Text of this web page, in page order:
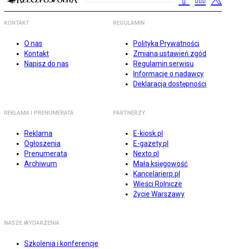
KONTAKT
O nas
Kontakt
Napisz do nas
REGULAMIN
Polityka Prywatności
Zmiana ustawień zgód
Regulamin serwisu
Informacje o nadawcy
Deklaracja dostępności
REKLAMA I PRENUMERATA
Reklama
Ogłoszenia
Prenumerata
Archiwum
PARTNERZY
E-kiosk.pl
E-gazety.pl
Nexto.pl
Mała księgowość
Kancelarierp.pl
Wieści Rolnicze
Życie Warszawy
NASZE WYDARZENIA
Szkolenia i konferencje